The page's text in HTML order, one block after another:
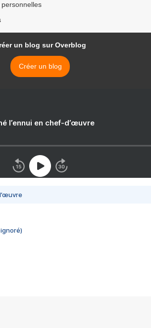
un blog sur Overblog
Créer un blog
l’ennui en chef-d’œuvre